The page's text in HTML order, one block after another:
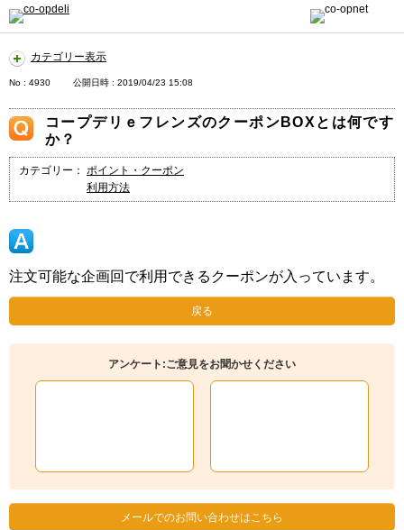
カテゴリー表示
No : 4930 公開日時 : 2019/04/23 15:08
コープデリｅフレンズのクーポンBOXとは何です
か？
カテゴリー： ポイント・クーポン
利用方法
注文可能な企画回で利用できるクーポンが入っています。
戻る
アンケート:ご意見をお聞かせください
メールでのお問い合わせはこちら